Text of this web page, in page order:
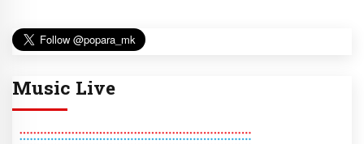
Music Live